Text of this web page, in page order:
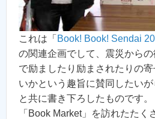
これは「 Book! Book! Sendai
の関連企画でして、震災から
で励ましたり励まされたりの
いかという趣旨に賛同したい
と共に書き下ろしたものです。
「Book Market」を訪れたたく